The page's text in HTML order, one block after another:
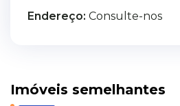
Endereço: Consulte-nos
Imóveis semelhantes